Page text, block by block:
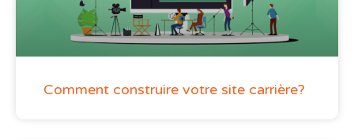
Comment construire votre site carrière?